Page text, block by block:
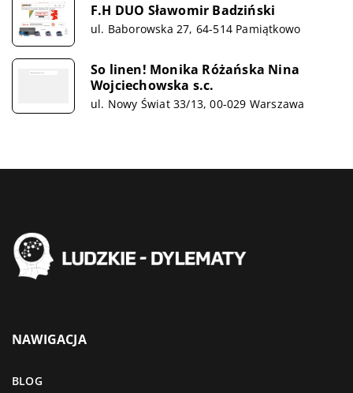
F.H DUO Sławomir Badziński
ul. Baborowska 27, 64-514 Pamiątkowo
So linen! Monika Różańska Nina
Wojciechowska s.c.
ul. Nowy Świat 33/13, 00-029 Warszawa
NAWIGACJA
BLOG